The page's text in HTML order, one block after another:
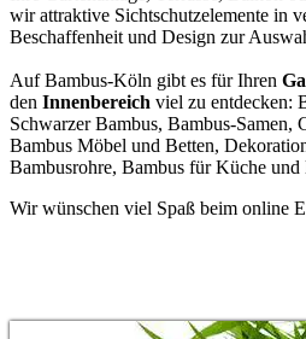
wir attraktive Sichtschutzelemente in
Beschaffenheit und Design zur
Auf Bambus-Köln gibt es für Ihren
den Innenbereich viel zu entdecken:
Schwarzer Bambus, Bambus-Samen,
Bambus Möbel und Betten,
Bambusrohre, Bambus für Küche und
Wir wünschen viel Spaß beim online